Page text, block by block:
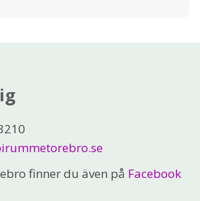
finner du även på Facebook